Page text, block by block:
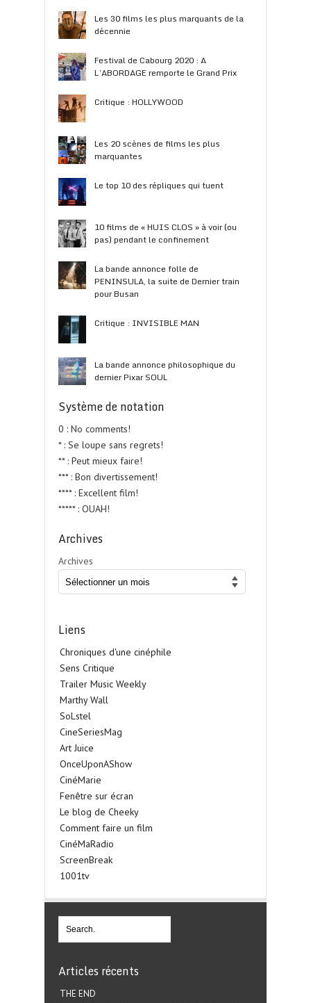
Les 30 films les plus marquants de la
décennie
Festival de Cabourg 2020 : A
L’ABORDAGE remporte le Grand Prix
Critique : HOLLYWOOD
Les 20 scènes de films les plus
marquantes
Le top 10 des répliques qui tuent
10 films de « HUIS CLOS » à voir (ou
pas) pendant le confinement
La bande annonce folle de
PENINSULA, la suite de Dernier train
pour Busan
Critique : INVISIBLE MAN
La bande annonce philosophique du
dernier Pixar SOUL
Système de notation
0 : No comments!
* : Se loupe sans regrets!
** : Peut mieux faire!
*** : Bon divertissement!
**** : Excellent film!
***** : OUAH!
Archives
Archives
Liens
Chroniques d'une cinéphile
Sens Critique
Trailer Music Weekly
Marthy Wall
SoLstel
CineSeriesMag
Art Juice
OnceUponAShow
CinéMarie
Fenêtre sur écran
Le blog de Cheeky
Comment faire un film
CinéMaRadio
ScreenBreak
1001tv
Articles récents
THE END